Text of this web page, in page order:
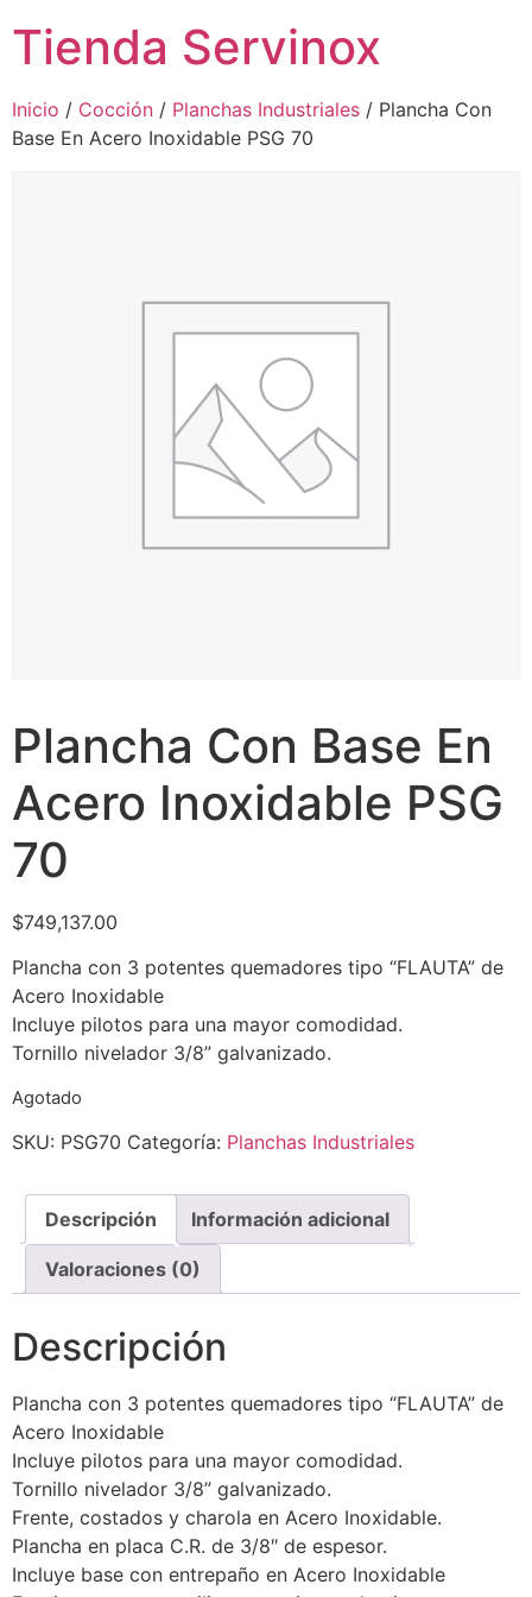
Tienda Servinox
Inicio / Cocción / Planchas Industriales / Plancha Con
Base En Acero Inoxidable PSG 70
Plancha Con Base En
Acero Inoxidable PSG
70
$749,137.00
Plancha con 3 potentes quemadores tipo “FLAUTA” de
Acero Inoxidable
Incluye pilotos para una mayor comodidad.
Tornillo nivelador 3/8” galvanizado.
Agotado
SKU: PSG70 Categoría: Planchas Industriales
Descripción Información adicional
Valoraciones (0)
Descripción
Plancha con 3 potentes quemadores tipo “FLAUTA” de
Acero Inoxidable
Incluye pilotos para una mayor comodidad.
Tornillo nivelador 3/8” galvanizado.
Frente, costados y charola en Acero Inoxidable.
Plancha en placa C.R. de 3/8″ de espesor.
Incluye base con entrepaño en Acero Inoxidable